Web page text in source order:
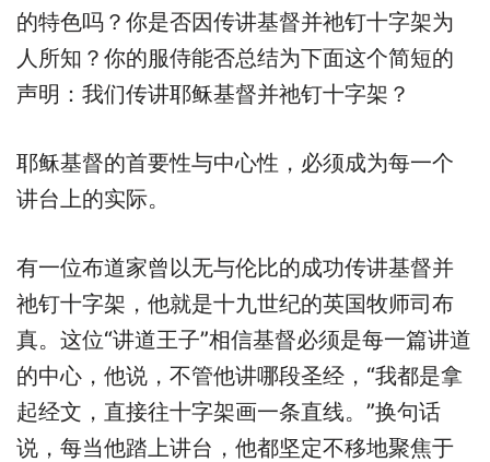
的特色吗？你是否因传讲基督并祂钉十字架为
人所知？你的服侍能否总结为下面这个简短的
声明：我们传讲耶稣基督并祂钉十字架？
耶稣基督的首要性与中心性，必须成为每一个
讲台上的实际。
有一位布道家曾以无与伦比的成功传讲基督并
祂钉十字架，他就是十九世纪的英国牧师司布
真。这位“讲道王子”相信基督必须是每一篇讲道
的中心，他说，不管他讲哪段圣经，“我都是拿
起经文，直接往十字架画一条直线。”换句话
说，每当他踏上讲台，他都坚定不移地聚焦于